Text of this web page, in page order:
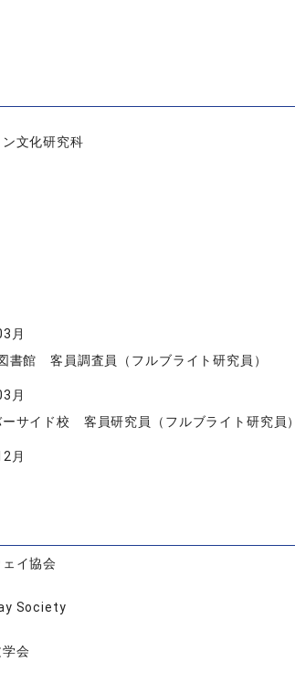
文化研究科
月
書館 客員調査員（フルブライト研究員）
月
サイド校 客員研究員（フルブライト研究員）
月
イ協会
Society
会